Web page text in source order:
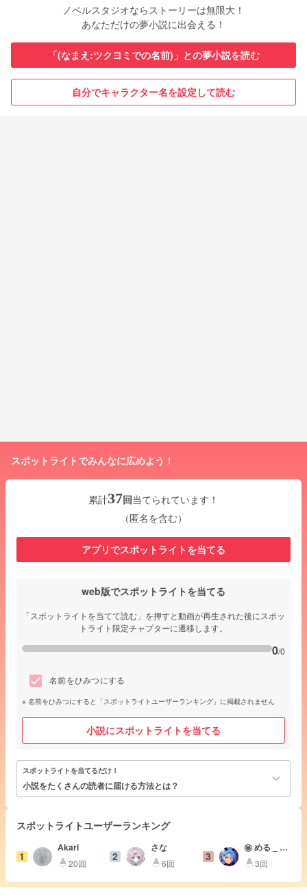
ノベルスタジオならストーリーは無限大！
あなただけの夢小説に出会える！
「(なまえ:ツクヨミでの名前)」との夢小説を読む
自分でキャラクター名を設定して読む
スポットライトでみんなに広めよう！
累計37回当てられています！
（匿名を含む）
アプリでスポットライトを当てる
web版でスポットライトを当てる
「スポットライトを当てて読む」を押すと動画が再生された後にスポッ
トライト限定チャプターに遷移します。
0/0
名前をひみつにする
名前をひみつにすると「スポットライトユーザーランキング」に掲載されません
小説にスポットライトを当てる
スポットライトを当てるだけ！
小説をたくさんの読者に届ける方法とは？ keyboard_arrow_down
スポットライトユーザーランキング
1
Akari
highlight20回 2
さな
highlight6回 3
㊙️ める _ ❤︎
🐝
highlight3回